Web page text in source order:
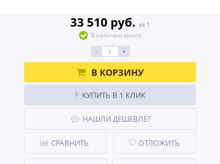
33 510 руб. за 1
В наличии много
-
+
В КОРЗИНУ
КУПИТЬ В 1 КЛИК
НАШЛИ ДЕШЕВЛЕ?
СРАВНИТЬ ОТЛОЖИТЬ